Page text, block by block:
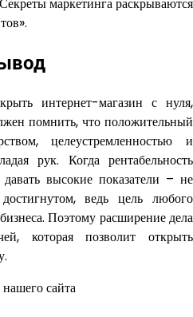
интернет-магазин с нуля,
помнить, что положительный
целеустремленностью и
рук. Когда рентабельность
высокие показатели – не
ведь цель любого
Поэтому расширение дела
которая позволит открыть
сайта